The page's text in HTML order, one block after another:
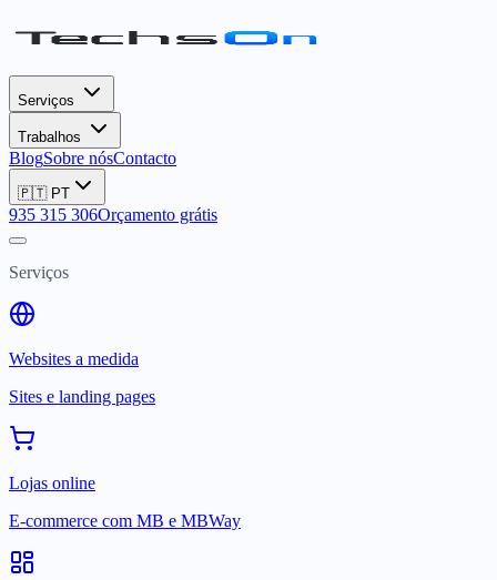
Serviços
Trabalhos
BlogSobre nósContacto
🇵🇹 PT
935 315 306Orçamento grátis
Serviços
Websites a medida
Sites e landing pages
Lojas online
E-commerce com MB e MBWay